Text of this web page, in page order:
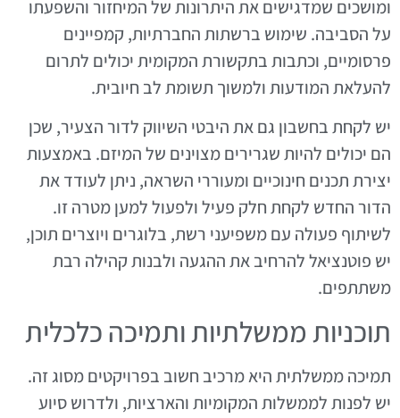
ומושכים שמדגישים את היתרונות של המיחזור והשפעתו
על הסביבה. שימוש ברשתות החברתיות, קמפיינים
פרסומיים, וכתבות בתקשורת המקומית יכולים לתרום
להעלאת המודעות ולמשוך תשומת לב חיובית.
יש לקחת בחשבון גם את היבטי השיווק לדור הצעיר, שכן
הם יכולים להיות שגרירים מצוינים של המיזם. באמצעות
יצירת תכנים חינוכיים ומעוררי השראה, ניתן לעודד את
הדור החדש לקחת חלק פעיל ולפעול למען מטרה זו.
לשיתוף פעולה עם משפיעני רשת, בלוגרים ויוצרים תוכן,
יש פוטנציאל להרחיב את ההגעה ולבנות קהילה רבת
משתתפים.
תוכניות ממשלתיות ותמיכה כלכלית
תמיכה ממשלתית היא מרכיב חשוב בפרויקטים מסוג זה.
יש לפנות לממשלות המקומיות והארציות, ולדרוש סיוע